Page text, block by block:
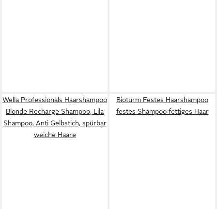
Wella Professionals Haarshampoo
Blonde Recharge Shampoo, Lila
Shampoo, Anti Gelbstich, spürbar
weiche Haare
Bioturm Festes Haarshampoo
festes Shampoo fettiges Haar